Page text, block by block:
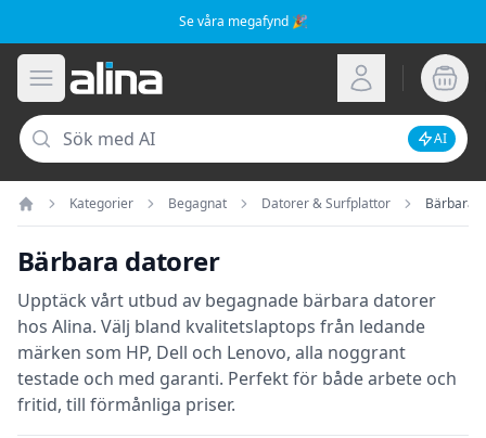
Se våra megafynd 🎉
Öppna meny
Alina.se Logga in
Sök
AI
Hem
Kategorier Begagnat Datorer & Surfplattor Bärbara
Bärbara datorer
Upptäck vårt utbud av begagnade bärbara datorer
hos Alina. Välj bland kvalitetslaptops från ledande
märken som HP, Dell och Lenovo, alla noggrant
testade och med garanti. Perfekt för både arbete och
fritid, till förmånliga priser.